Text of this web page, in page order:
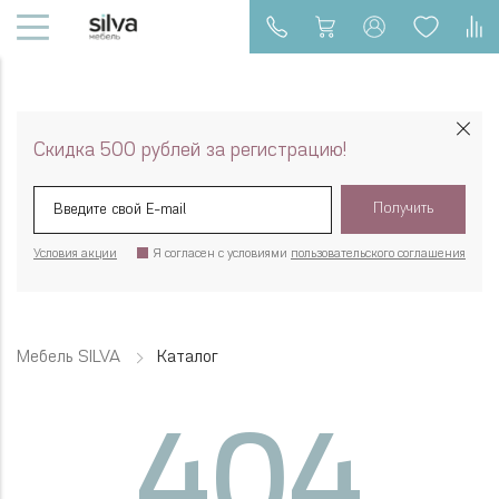
Скидка 500 рублей за регистрацию!
Получить
Я согласен с условиями пользовательского соглашения
Условия акции
Мебель SILVA Каталог